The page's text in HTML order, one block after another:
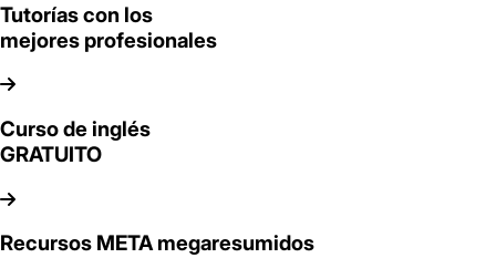
Tutorías con los
mejores profesionales
Curso de inglés
GRATUITO
Recursos META megaresumidos